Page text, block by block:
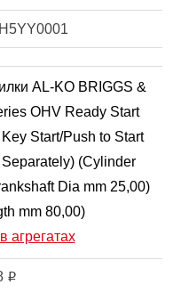
AL-KO BRIGGS &
OHV Ready Start
Start/Push to Start
(Cylinder
Dia mm 25,00)
mm 80,00)
агрегатах
i